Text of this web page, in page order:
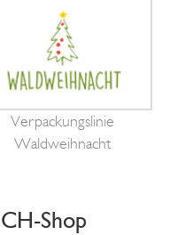
Verpackungslinie
Waldweihnacht
Shop